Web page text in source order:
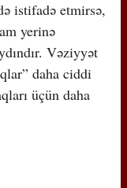
istifadə etmirsə,
yerinə
Vəziyyət
daha ciddi
üçün daha